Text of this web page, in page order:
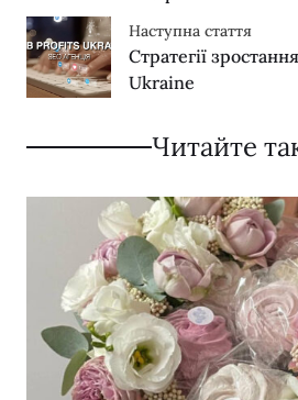
Наступна стаття
Стратегії
Ukraine
Читайте